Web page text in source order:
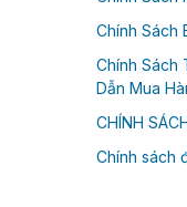
Chính Sách
Chính Sách
Dẫn Mua
CHÍNH
Chính sách